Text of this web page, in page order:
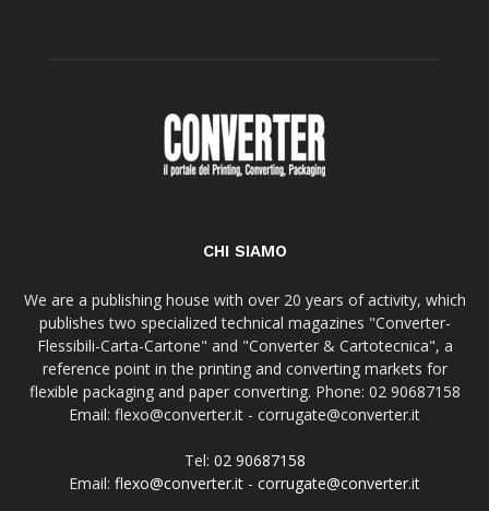
CHI SIAMO
We are a publishing house with over 20 years of activity, which
publishes two specialized technical magazines "Converter-
Flessibili-Carta-Cartone" and "Converter & Cartotecnica", a
reference point in the printing and converting markets for
flexible packaging and paper converting. Phone: 02 90687158
Email: flexo@converter.it - corrugate@converter.it
Tel: 02 90687158
Email: flexo@converter.it - corrugate@converter.it